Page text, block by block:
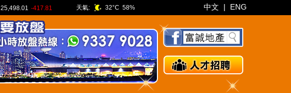
25,498.01 -417.81 天氣: 32°C 58% 中文 | ENG